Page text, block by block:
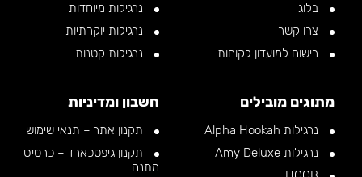
בלוג
צרו קשר
רישום למועדון לקוחות
נרגילות מיוחדות
נרגילות יוקרתיות
נרגילות קטנות
מתוגים מובילים
נרגילות Alpha Hookah
נרגילות Amy Deluxe
חשבון ומדיניות
תקנון אתר – תנאי שימוש
תקנון גיפטכארד – כרטיס
מתנה